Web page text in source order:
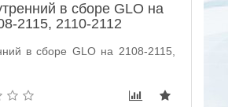
в сборе GLO на
2115, 2110-2112
в сборе GLO на 2108-2115,